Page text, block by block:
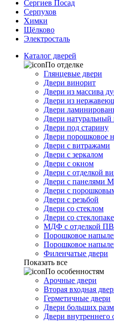
Сергиев Посад
Серпухов
Химки
Щёлково
Электросталь
Каталог дверей
По отделке
Глянцевые двери
Двери винорит
Двери из массива
Двери из
Двери
Двери
Двери под старину
Двери
Двери с витражами
Двери с зеркалом
Двери с окном
Двери с отделкой
Двери с панелями
Двери с
Двери с резьбой
Двери со стеклом
Двери со
МДФ с отделкой
Порошковое
Порошковое
Филенчатые двери
Показать все
По особенностям
Арочные двери
Вторая входная
Герметичные двери
Двери больших
Двери внутреннего